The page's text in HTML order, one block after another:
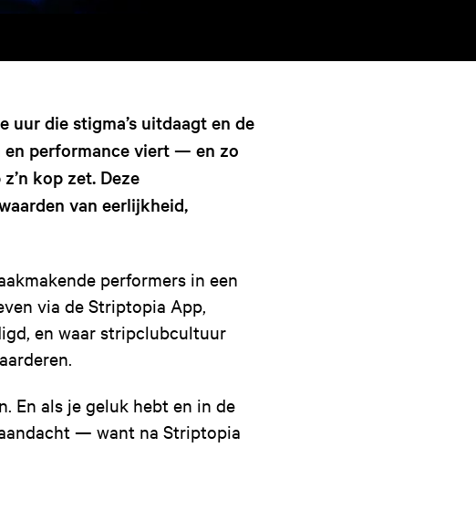
uur die stigma’s uitdaagt en de
en performance viert — en zo
kop zet. Deze
van eerlijkheid,
performers in een
via de Striptopia App,
en waar stripclubcultuur
En als je geluk hebt en in de
— want na Striptopia